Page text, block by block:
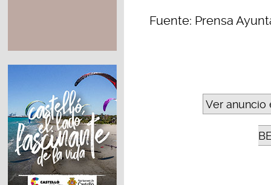
Fuente: Prensa
Ver anuncio